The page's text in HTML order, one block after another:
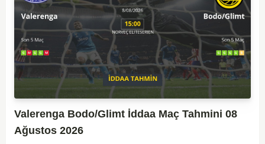
Valerenga Bodo/Glimt İddaa Maç Tahmini 08
Ağustos 2026